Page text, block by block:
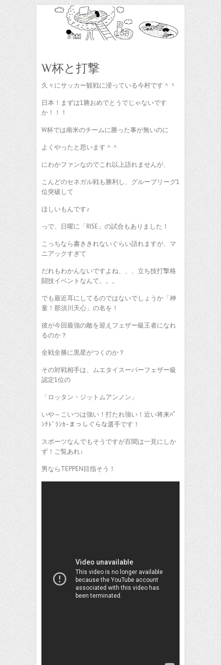
W杯と打撃
久々にサッカー観戦に浸っている今村です＾＾
日本！まずは1勝おめでとうでじゃないです
か！！！
W杯では南米のチームに勝った事が無いのに
よくやったと思います＾＾
にわかファンなのでこれ以上語れませんが、
こんどのセネガル戦も勝利し、グループリーグ1
位突破して
ほしいもんです♪
っで、日曜に「RISE」の試合もありました！
こっちなら書ききれないぐらい語れますが、マ
ニアックすぎて
だれもわかんないですよね、、、立ち技打撃格
闘技イベントなんて。。。
でも最近耳にしてるのではないでしょうか「神
童！那須川天心」の名を！
彼が今回最強の敵を迎えフェザー級王者になれ
るのか？
全戦全勝に黒星がつくのか？
その対戦相手は、ムエタイスーパーフェザー級
認定1位の
「ロッタン・ジットムアンノン」
いや～こいつは強い！打たれ強い！近い将来ﾊﾟ
ﾝﾁﾄﾞﾗﾝｶｰまっしぐらな選手です！
スポーツなんでもそうですが百聞は一見にしか
ず！ご覧あれ↓
男ならTEPPEN目指そう！